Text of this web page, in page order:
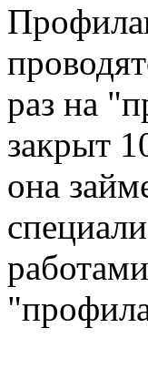
раз на
закрыт
она